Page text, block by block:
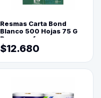
Resmas Carta Bond
Blanco 500 Hojas 75 G
Reprograf.
$12.680